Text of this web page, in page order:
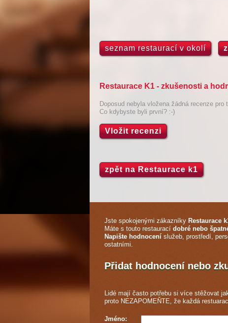
seznam restaurací v okolí
Restaurace K1 - zkušenosti a
Doposud nebyla vložena žádná recenze pro
Co kdybyste byli první? :-)
Vložit recenzi
zpět na Restaurace k1
Jste spokojenými zákazníky Restaurace
Máte s touto restaurací dobré nebo
Napište hodnocení služeb, prostředí,
ostatními.
Přidat hodnocení nebo
Lidé mají často potřebu si více stěžovat
proto NEZAPOMEŇTE, že každá
Jméno: